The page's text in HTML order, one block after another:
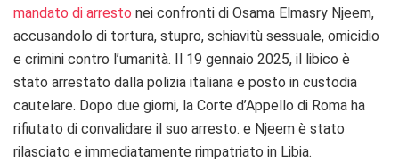
mandato di arresto nei confronti di Osama Elmasry Njeem,
accusandolo di tortura, stupro, schiavitù sessuale, omicidio
e crimini contro l’umanità. Il 19 gennaio 2025, il libico è
stato arrestato dalla polizia italiana e posto in custodia
cautelare. Dopo due giorni, la Corte d’Appello di Roma ha
rifiutato di convalidare il suo arresto. e Njeem è stato
rilasciato e immediatamente rimpatriato in Libia.